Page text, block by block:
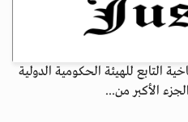
التابع للهيئة الحكومية الدولية
الأكبر من...